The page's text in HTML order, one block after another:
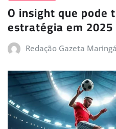
O insight que pode
estratégia em 2025
Redação Gazeta Maringá